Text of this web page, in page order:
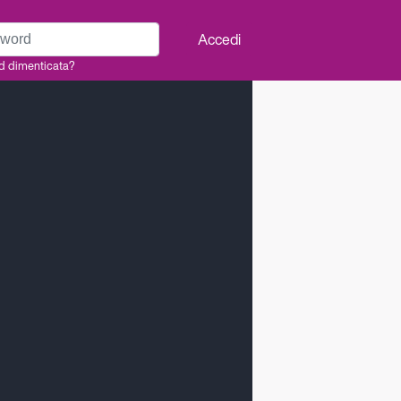
dimenticata?
Accedi